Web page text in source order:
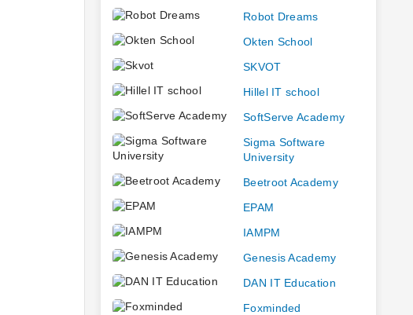
Robot Dreams
Okten School
SKVOT
Hillel IT school
SoftServe Academy
Sigma Software
University
Beetroot Academy
EPAM
IAMPM
Genesis Academy
DAN IT Education
Foxminded